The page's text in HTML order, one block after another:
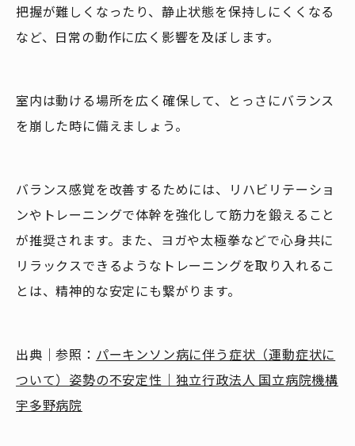
把握が難しくなったり、静止状態を保持しにくくなる
など、日常の動作に広く影響を及ぼします。
室内は動ける場所を広く確保して、とっさにバランス
を崩した時に備えましょう。
バランス感覚を改善するためには、リハビリテーショ
ンやトレーニングで体幹を強化して筋力を鍛えること
が推奨されます。また、ヨガや太極拳などで心身共に
リラックスできるようなトレーニングを取り入れるこ
とは、精神的な安定にも繋がります。
出典｜参照： パーキンソン病に伴う症状（運動症状に
ついて）姿勢の不安定性｜独立行政法人 国立病院機構
宇多野病院